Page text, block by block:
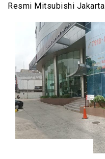
Resmi Mitsubishi Jakarta